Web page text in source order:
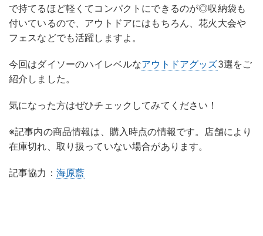
で持てるほど軽くてコンパクトにできるのが◎収納袋も
付いているので、アウトドアにはもちろん、花火大会や
フェスなどでも活躍しますよ。
今回はダイソーのハイレベルなアウトドアグッズ3選をご
紹介しました。
気になった方はぜひチェックしてみてください！
※記事内の商品情報は、購入時点の情報です。店舗により
在庫切れ、取り扱っていない場合があります。
記事協力： 海原藍